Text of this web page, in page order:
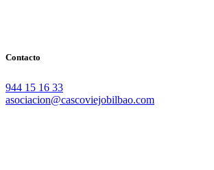
Contacto
944 15 16 33
asociacion@cascoviejobilbao.com